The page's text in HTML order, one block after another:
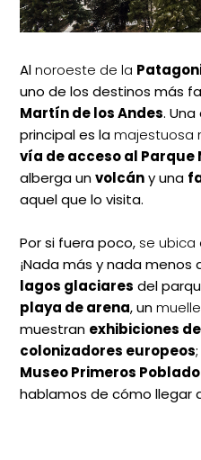
Alnoroeste de la
uno de los destinos más
Martín de los Andes.
principal es lamajestuosa
vía de acceso al Parque
alberga unvolcány una
aquel que lo visita.
Por si fuera poco, se ubica
¡Nada más y nada
lagos glaciares del
playa de arena, unmuelle
muestran exhibiciones
colonizadores europeos
Museo Primeros
hablamos de cómo llegar